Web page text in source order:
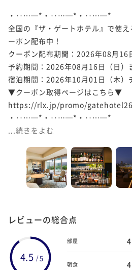
・‥…─*・‥…─*・‥…─*
全国の『ザ・ゲートホテル』で使
ーポン配布中！
クーポン配布期間：2026年08月16
予約期間：2026年08月16日（日）
宿泊期間：2026年10月01日（木）
▼クーポン取得ページはこちら▼
https://rlx.jp/promo/
・‥…─*・‥…─*・‥…─*
続きをよむ
レビューの総合点
4.5 /5
部屋
朝食